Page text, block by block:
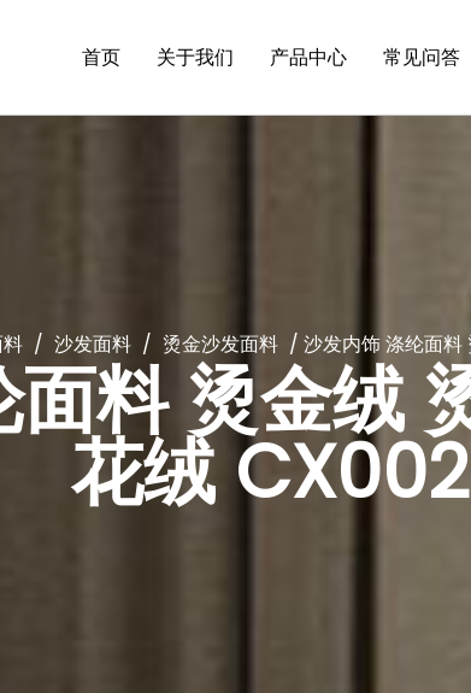
首页 关于我们 产品中心 常见问答
/ 沙发面料 / 烫金沙发面料 / 沙发内饰 涤纶面料
料 烫金绒
花绒 CX002